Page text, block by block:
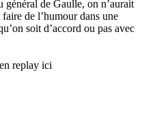
de Gaulle, on n’aurait
de l’humour dans une
soit d’accord ou pas avec
replay ici